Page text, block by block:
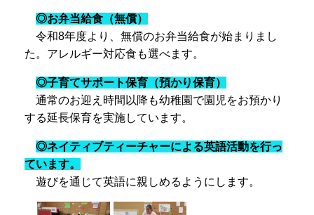
◎お弁当給食（無償）
令和8年度より、無償のお弁当給食が始まりまし
た。アレルギー対応食も選べます。
◎子育てサポート保育（預かり保育）
通常のお迎え時間以降も幼稚園で園児をお預かり
する延長保育を実施しています。
◎ネイティブティーチャーによる英語活動を行っ
ています。
遊びを通じて英語に親しめるようにします。